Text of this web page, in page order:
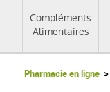
Compléments
Alimentaires
Pharmacie en ligne